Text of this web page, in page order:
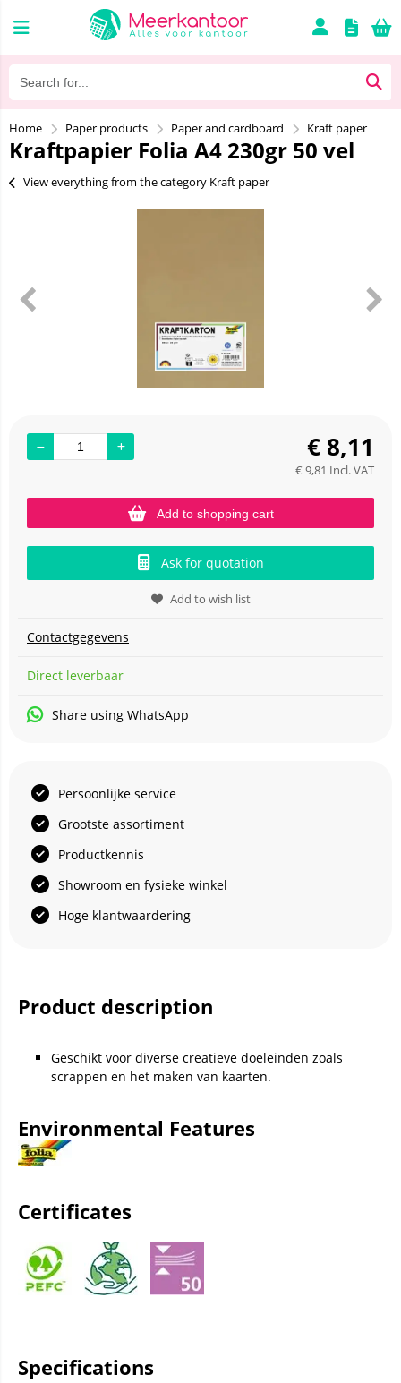
Home Paper products Paper and cardboard Kraft paper
Kraftpapier Folia A4 230gr 50 vel
View everything from the category Kraft paper
€ 8,11
€ 9,81 Incl. VAT
Add to shopping cart
Ask for quotation
Add to wish list
Contactgegevens
Direct leverbaar
Share using WhatsApp
Persoonlijke service
Grootste assortiment
Productkennis
Showroom en fysieke winkel
Hoge klantwaardering
Product description
Geschikt voor diverse creatieve doeleinden zoals
scrappen en het maken van kaarten.
Environmental Features
Certificates
Specifications